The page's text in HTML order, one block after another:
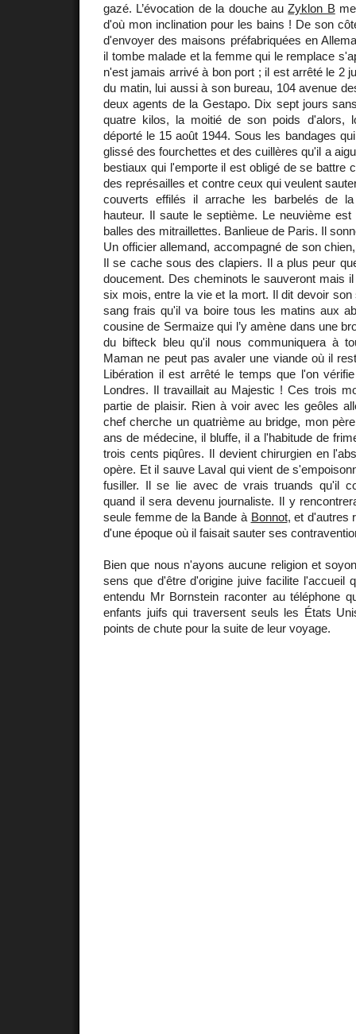
gazé. L’évocation de la douche auZyklon Bme
d'où mon inclination pour les bains ! De son
d'envoyer des maisons préfabriquées en
il tombe malade et la femme qui le remplace
n'est jamais arrivé à bon port ; il est arrêté le 2
du matin, lui aussi à son bureau, 104 avenue
deux agents de la Gestapo. Dix sept jours
quatre kilos, la moitié de son poids d'alors,
déporté le 15 août 1944. Sous les bandages
glissé des fourchettes et des cuillères qu'il a
bestiaux qui l'emporte il est obligé de se battre
des représailles et contre ceux qui veulent
couverts effilés il arrache les barbelés de
hauteur. Il saute le septième. Le neuvième
balles des mitraillettes. Banlieue de Paris. Il
Un officier allemand, accompagné de son
Il se cache sous des clapiers. Il a plus peur
doucement. Des cheminots le sauveront mais
six mois, entre la vie et la mort. Il dit devoir
sang frais qu'il va boire tous les matins aux
cousine de Sermaize qui l’y amène dans une
du bifteck bleu qu'il nous communiquera à
Maman ne peut pas avaler une viande où il
Libération il est arrêté le temps que l'on
Londres. Il travaillait au Majestic ! Ces trois
partie de plaisir. Rien à voir avec les geôles
chef cherche un quatrième au bridge, mon
ans de médecine, il bluffe, il a l'habitude de
trois cents piqûres. Il devient chirurgien en
opère. Et il sauve Laval qui vient de
fusiller. Il se lie avec de vrais truands qu'il
quand il sera devenu journaliste. Il y
seule femme de la Bande à Bonnot, et d'autres
d'une époque où il faisait sauter ses
Bien que nous n'ayons aucune religion et
sens que d'être d'origine juive facilite l'accueil
entendu Mr Bornstein raconter au téléphone
enfants juifs qui traversent seuls les États
points de chute pour la suite de leur voyage.